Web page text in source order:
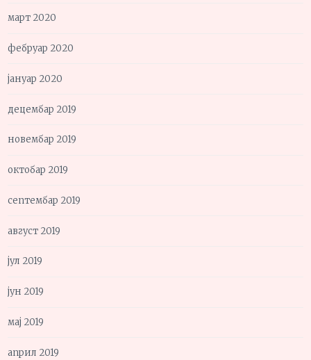
март 2020
фебруар 2020
јануар 2020
децембар 2019
новембар 2019
октобар 2019
септембар 2019
август 2019
јул 2019
јун 2019
мај 2019
април 2019